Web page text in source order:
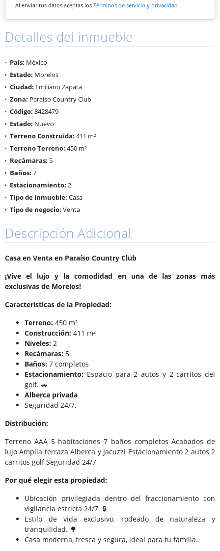
Al enviar tus datos aceptas los Términos de servicio y privacidad
Detalles del inmueble
País: México
Estado: Morelos
Ciudad: Emiliano Zapata
Zona: Paraíso Country Club
Código: 8428479
Estado: Nuevo
Terreno Construida: 411 m²
Terreno Terreno: 450 m²
Recámaras: 5
Baños: 7
Estacionamiento: 2
Tipo de inmueble: Casa
Tipo de negocio: Venta
Descripción Adicional
Casa en Venta en Paraíso Country Club
¡Vive el lujo y la comodidad en una de las zonas más
exclusivas de Morelos!
Características de la Propiedad:
Terreno: 450 m²
Construcción: 411 m²
Niveles: 2
Recámaras: 5
Baños: 7 completos
Estacionamiento: Espacio para 2 autos y 2 carritos del
golf. 🚗
Alberca privada
Seguridad 24/7.
Distribución:
Terreno AAA 5 habitaciones 7 baños completos Acabados de
lujo Amplia terraza Alberca y Jacuzzi Estacionamiento 2 autos 2
carritos golf Seguridad 24/7
Por qué elegir esta propiedad:
Ubicación privilegiada dentro del fraccionamiento con
vigilancia estricta 24/7. 🔒
Estilo de vida exclusivo, rodeado de naturaleza y
tranquilidad. 🌳
Casa moderna, fresca y segura, ideal para tu familia.